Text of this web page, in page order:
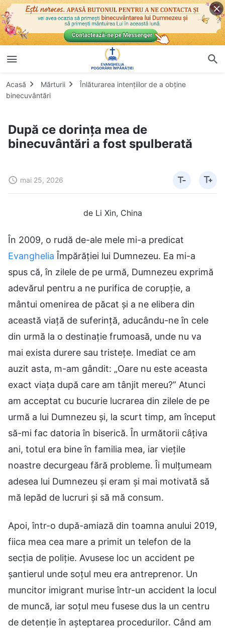
Acasă Mărturii
Înlăturarea intențiilor de a obține
binecuvântări
După ce dorința mea de
binecuvântări a fost spulberată
mai 25, 2026
de Li Xin, China
În 2009, o rudă de-ale mele mi-a predicat
Evanghelia Împărăției lui Dumnezeu. Ea mi-a
spus că, în zilele de pe urmă, Dumnezeu exprimă
adevărul pentru a ne purifica de corupție, a
mântui omenirea de păcat și a ne elibera din
această viață de suferință, aducându-ne în cele
din urmă la o destinație frumoasă, unde nu va
mai exista durere sau tristețe. Imediat ce am
auzit asta, m-am gândit: „Oare nu este aceasta
exact viața după care am tânjit mereu?” Atunci
am acceptat cu bucurie lucrarea din zilele de pe
urmă a lui Dumnezeu și, la scurt timp, am început
să-mi fac datoria în biserică. În următorii câțiva
ani, totul era bine în familia mea, iar viețile
noastre decurgeau fără probleme. Îi mulțumeam
adesea lui Dumnezeu și eram și mai motivată să
mă lepăd de lucruri și să mă consum.
Apoi, într-o după-amiază din toamna anului 2019,
fiica mea cea mare a primit un telefon de la
secția de poliție. Avusese loc un accident pe
șantierul unde soțul meu era antreprenor. Un
muncitor imigrant murise într-un accident la locul
de muncă, iar soțul meu fusese dus la un centru
de detenție în așteptarea procedurilor. Când am